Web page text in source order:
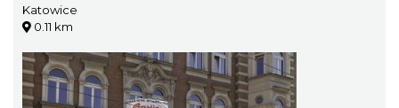
Katowice
0.11 km